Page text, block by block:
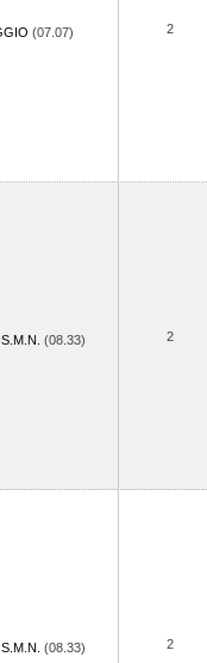
(07.07) 2
(08.33) 2
(08.33) 2